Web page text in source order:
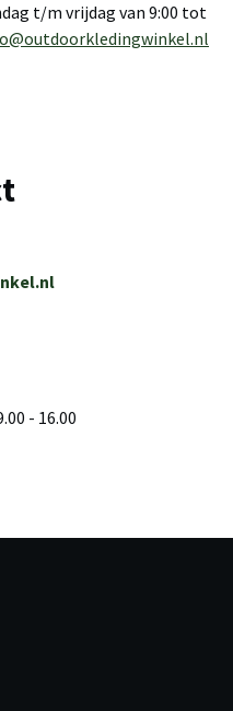
t/m vrijdag van 9:00 tot
- 16.00